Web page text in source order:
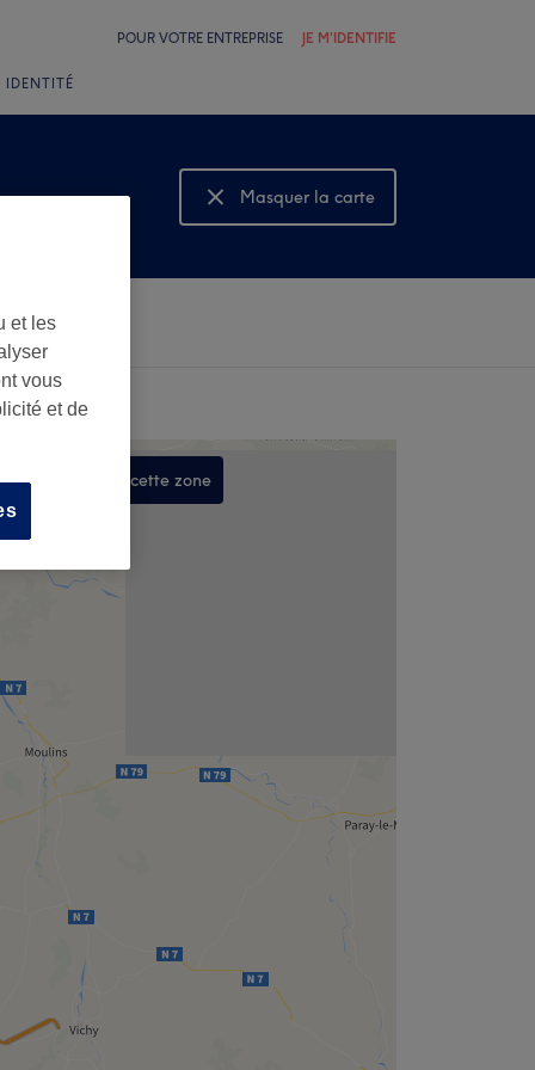
POUR VOTRE ENTREPRISE JE M'IDENTIFIE
IDENTITÉ
Masquer la carte
Montrer la carte
dans cette zone
et les
vous
et de